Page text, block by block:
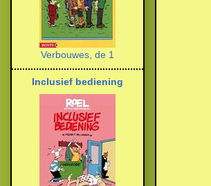
Verbouwes, de 1
Inclusief bediening